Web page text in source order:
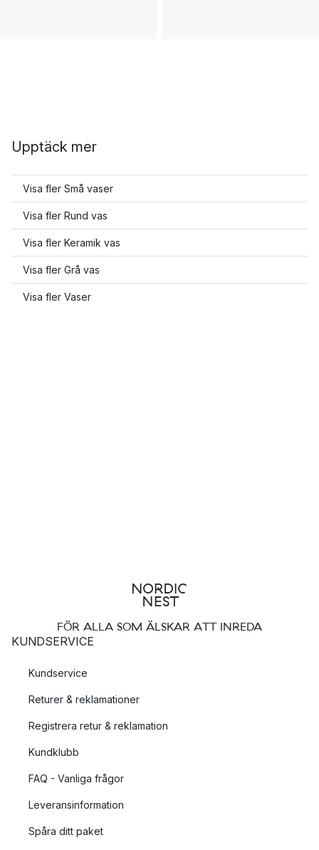
Upptäck mer
Visa fler Små vaser
Visa fler Rund vas
Visa fler Keramik vas
Visa fler Grå vas
Visa fler Vaser
FÖR ALLA SOM ÄLSKAR ATT INREDA
KUNDSERVICE
Kundservice
Returer & reklamationer
Registrera retur & reklamation
Kundklubb
FAQ - Vanliga frågor
Leveransinformation
Spåra ditt paket